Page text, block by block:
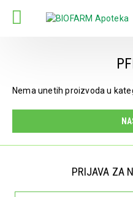
Nema unetih proizvoda u
PRIJAVA ZA